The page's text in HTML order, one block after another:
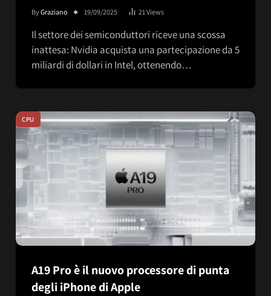
ByGraziano 19/09/2025 21 Views
Il settore dei semiconduttori riceve una scossa
inattesa: Nvidia acquista una partecipazione da 5
miliardi di dollari in Intel, ottenendo…
CPU
A19 Pro è il nuovo processore di punta
degli iPhone di Apple